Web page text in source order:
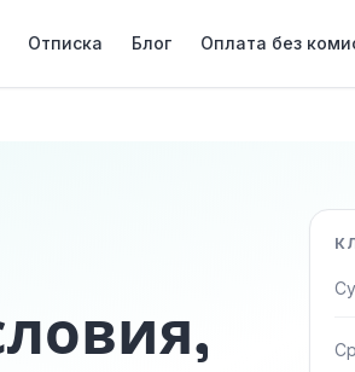
Отписка Блог Оплата без